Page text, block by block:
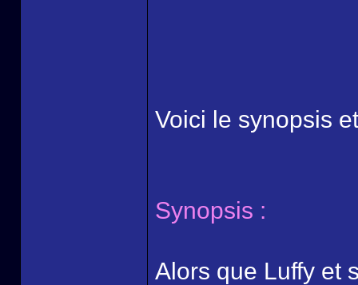
Voici le synopsis
Synopsis :
Alors que Luffy et